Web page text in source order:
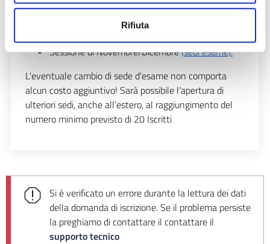
Rifiuta
Sessione di Aprile/Maggio(sedi esame);
Sessione di Giugno/Luglio
Sessione di Novembre/Dicembre(sedi esame).
L'eventuale cambio di sede d'esame non comporta
alcun costo aggiuntivo! Sarà possibile l’apertura di
ulteriori sedi, anche all’estero, al raggiungimento del
numero minimo previsto di 20 Iscritti
Si è verificato un errore durante la lettura dei dati
della domanda di iscrizione. Se il problema persiste
la preghiamo di contattare il contattare il
supporto tecnico